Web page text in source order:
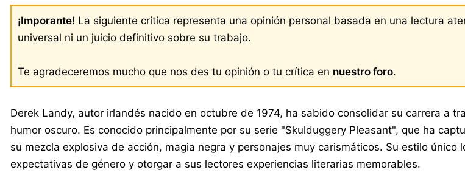
¡Imporante! La siguiente crítica representa una opinión personal basada en una lectura
universal ni un juicio definitivo sobre su trabajo.
Te agradeceremos mucho que nos des tu opinión o tu crítica en nuestro foro.
Derek Landy, autor irlandés nacido en octubre de 1974, ha sabido consolidar su carrera a
humor oscuro. Es conocido principalmente por su serie "Skulduggery Pleasant", que ha
su mezcla explosiva de acción, magia negra y personajes muy carismáticos. Su estilo
expectativas de género y otorgar a sus lectores experiencias literarias memorables.